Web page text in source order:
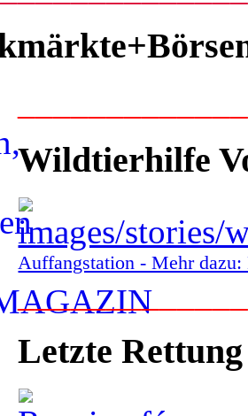
Wildtierhilfe
Auffangstation - Mehr
Letzte